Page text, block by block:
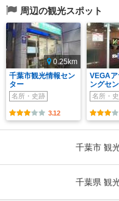
周辺の観光スポット
0.25km
千葉市観光情報セン
ター
名所・史跡
3.12
VEGAア
ングセ
名所・
千葉市 観
千葉県 観